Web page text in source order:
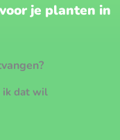
je planten in
ik dat wil